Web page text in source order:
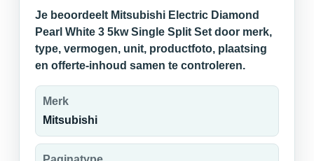
Je beoordeelt Mitsubishi Electric Diamond
Pearl White 3 5kw Single Split Set door merk,
type, vermogen, unit, productfoto, plaatsing
en offerte-inhoud samen te controleren.
Merk
Mitsubishi